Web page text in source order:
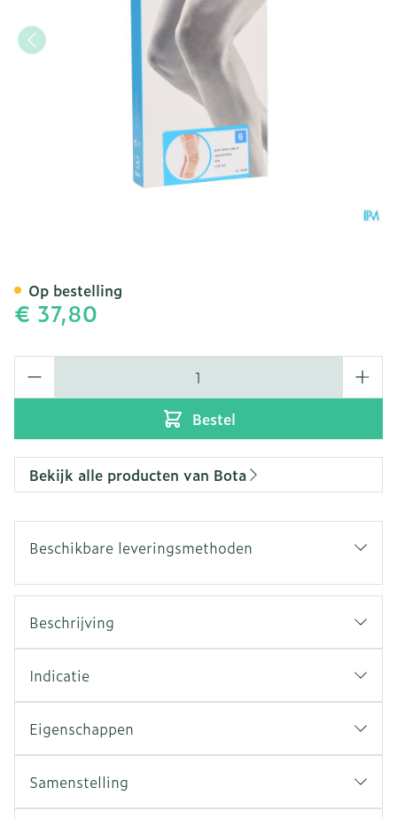
€ 37,80
Bestel
Op bestelling
Bekijk alle producten van Bota
Beschikbare leveringsmethoden
Beschrijving
Indicatie
Eigenschappen
Samenstelling